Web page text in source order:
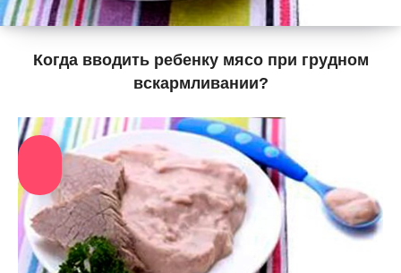
Когда вводить ребенку мясо при грудном
вскармливании?